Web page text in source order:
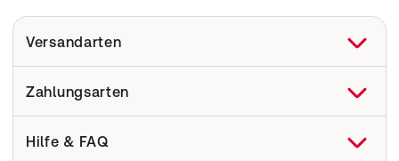
Versandarten
Zahlungsarten
Hilfe & FAQ